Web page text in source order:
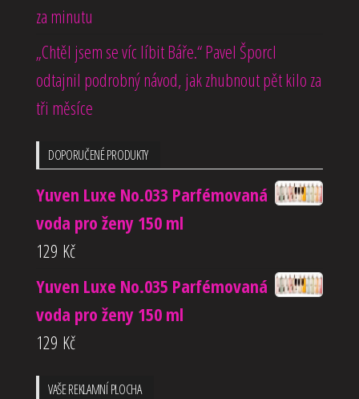
za minutu
„Chtěl jsem se víc líbit Báře.“ Pavel Šporcl
odtajnil podrobný návod, jak zhubnout pět kilo za
tři měsíce
DOPORUČENÉ PRODUKTY
Yuven Luxe No.033 Parfémovaná
voda pro ženy 150 ml
129 Kč
Yuven Luxe No.035 Parfémovaná
voda pro ženy 150 ml
129 Kč
VAŠE REKLAMNÍ PLOCHA